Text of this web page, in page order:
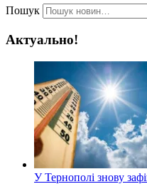
Пошук
Актуально!
У Тернополі знову